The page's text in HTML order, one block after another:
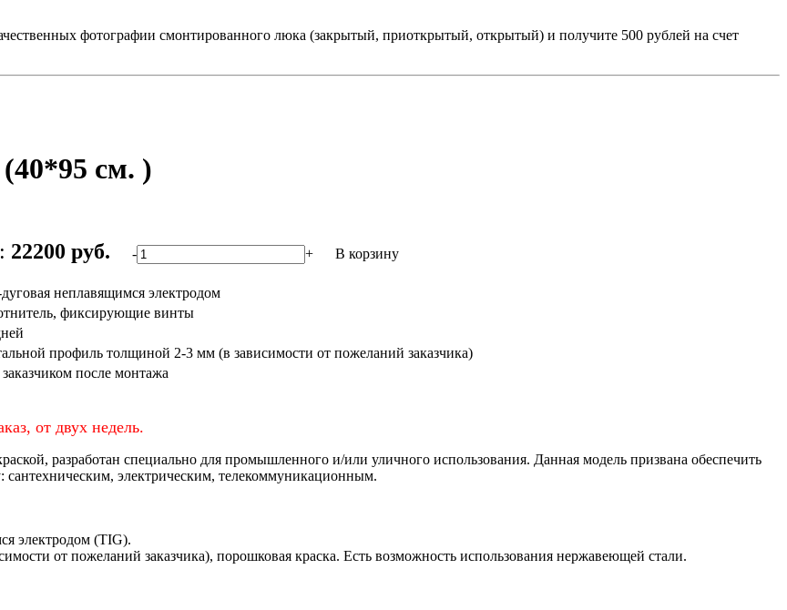
фотографии смонтированного люка (закрытый, приоткрытый, открытый) и получите 500 рублей на счет
см. )
22200 руб. - + В корзину
неплавящимся электродом
фиксирующие винты
профиль толщиной 2-3 мм (в зависимости от пожеланий заказчика)
после монтажа
от двух недель.
разработан специально для промышленного и/или уличного использования. Данная модель призвана обеспечить
электрическим, телекоммуникационным.
электродом (TIG).
от пожеланий заказчика), порошковая краска. Есть возможность использования нержавеющей стали.